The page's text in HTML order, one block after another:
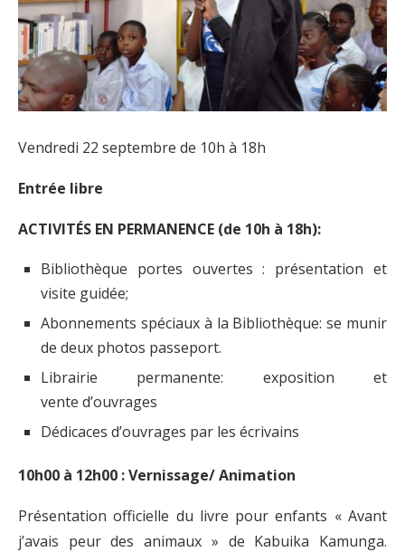
Vendredi 22 septembre de 10h à 18h
Entrée libre
ACTIVITÉS EN PERMANENCE (de 10h à 18h):
Bibliothèque portes ouvertes : présentation et
visite guidée;
Abonnements spéciaux à la Bibliothèque: se munir
de deux photos passeport.
Librairie permanente: exposition et
vente d’ouvrages
Dédicaces d’ouvrages par les écrivains
10h00 à 12h00 : Vernissage/ Animation
Présentation officielle du livre pour enfants « Avant
j’avais peur des animaux » de Kabuika Kamunga.